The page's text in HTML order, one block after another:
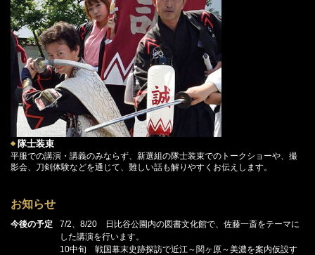
隊士装束
平服での講演・講義のみならず、新選組の隊士装束でのトークショーや、撮
影会、刀剣体験などを通じて、難しい話も解りやすくお伝えします。
お知らせ
今後の予定
7/2、8/20 日比谷公園内の図書文化館で、佐藤一斎をテーマに
した講演を行います。
10中旬 戦国幕末史跡探訪で近江～関ヶ原～美濃を案内仮設す